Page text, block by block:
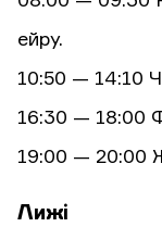
ейру.
10:50 — 14:10
16:30 — 18:00
19:00 — 20:00
Лижі